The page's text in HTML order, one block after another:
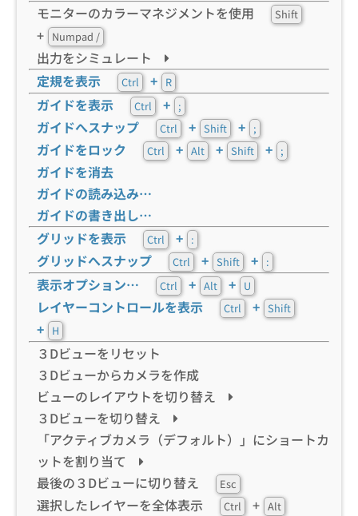
モニターのカラーマネジメントを使用
Shift
+ Numpad /
出力をシミュレート
定規を表示
Ctrl + R
ガイドを表示 Ctrl + ;
ガイドへスナップ Ctrl + Shift + ;
ガイドをロック Ctrl + Alt + Shift + ;
ガイドを消去
ガイドの読み込み…
ガイドの書き出し…
グリッドを表示
Ctrl + :
グリッドへスナップ Ctrl + Shift + :
表示オプション… Ctrl + Alt + U
レイヤーコントロールを表示 Ctrl + Shift
+ H
３Dビューをリセット
３Dビューからカメラを作成
ビューのレイアウトを切り替え
３Dビューを切り替え
「アクティブカメラ（デフォルト）」にショートカ
ットを割り当て
最後の３Dビューに切り替え
Esc
選択したレイヤーを全体表示 Ctrl + Alt